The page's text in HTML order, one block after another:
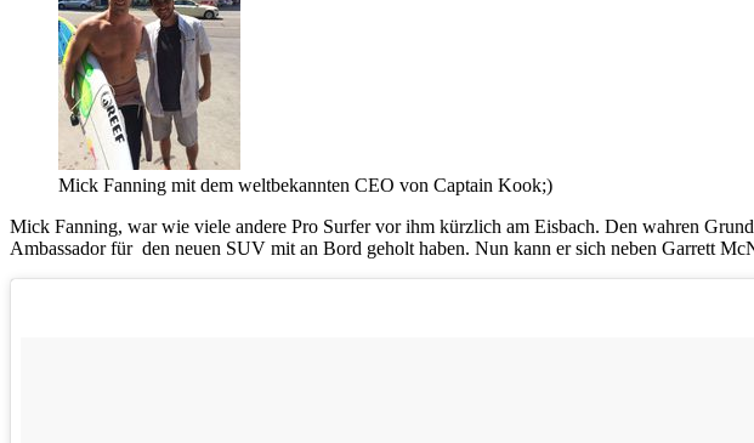
Mick Fanning mit dem weltbekannten CEO von Captain Kook;)
Mick Fanning, war wie viele andere Pro Surfer vor ihm kürzlich am Eisbach. Den wahren
Ambassador für den neuen SUV mit an Bord geholt haben. Nun kann er sich neben Garrett